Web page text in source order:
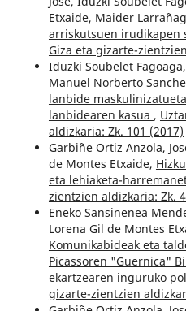
Etxaide, Maider
arriskutsuen irudikapen
Giza eta gizarte-
Iduzki Soubelet
Manuel Norberto
lanbide
lanbidearen kasua ,
aldizkaria: Zk. 101 (2017)
Garbiñe Ortiz Anzola,
de Montes Etxaide,
eta lehiaketa-
zientzien aldizkaria: Zk.
Eneko Sansinenea
Lorena Gil de Montes
Komunikabideak eta
Picassoren "Guernica"
ekartzearen inguruko
gizarte-zientzien